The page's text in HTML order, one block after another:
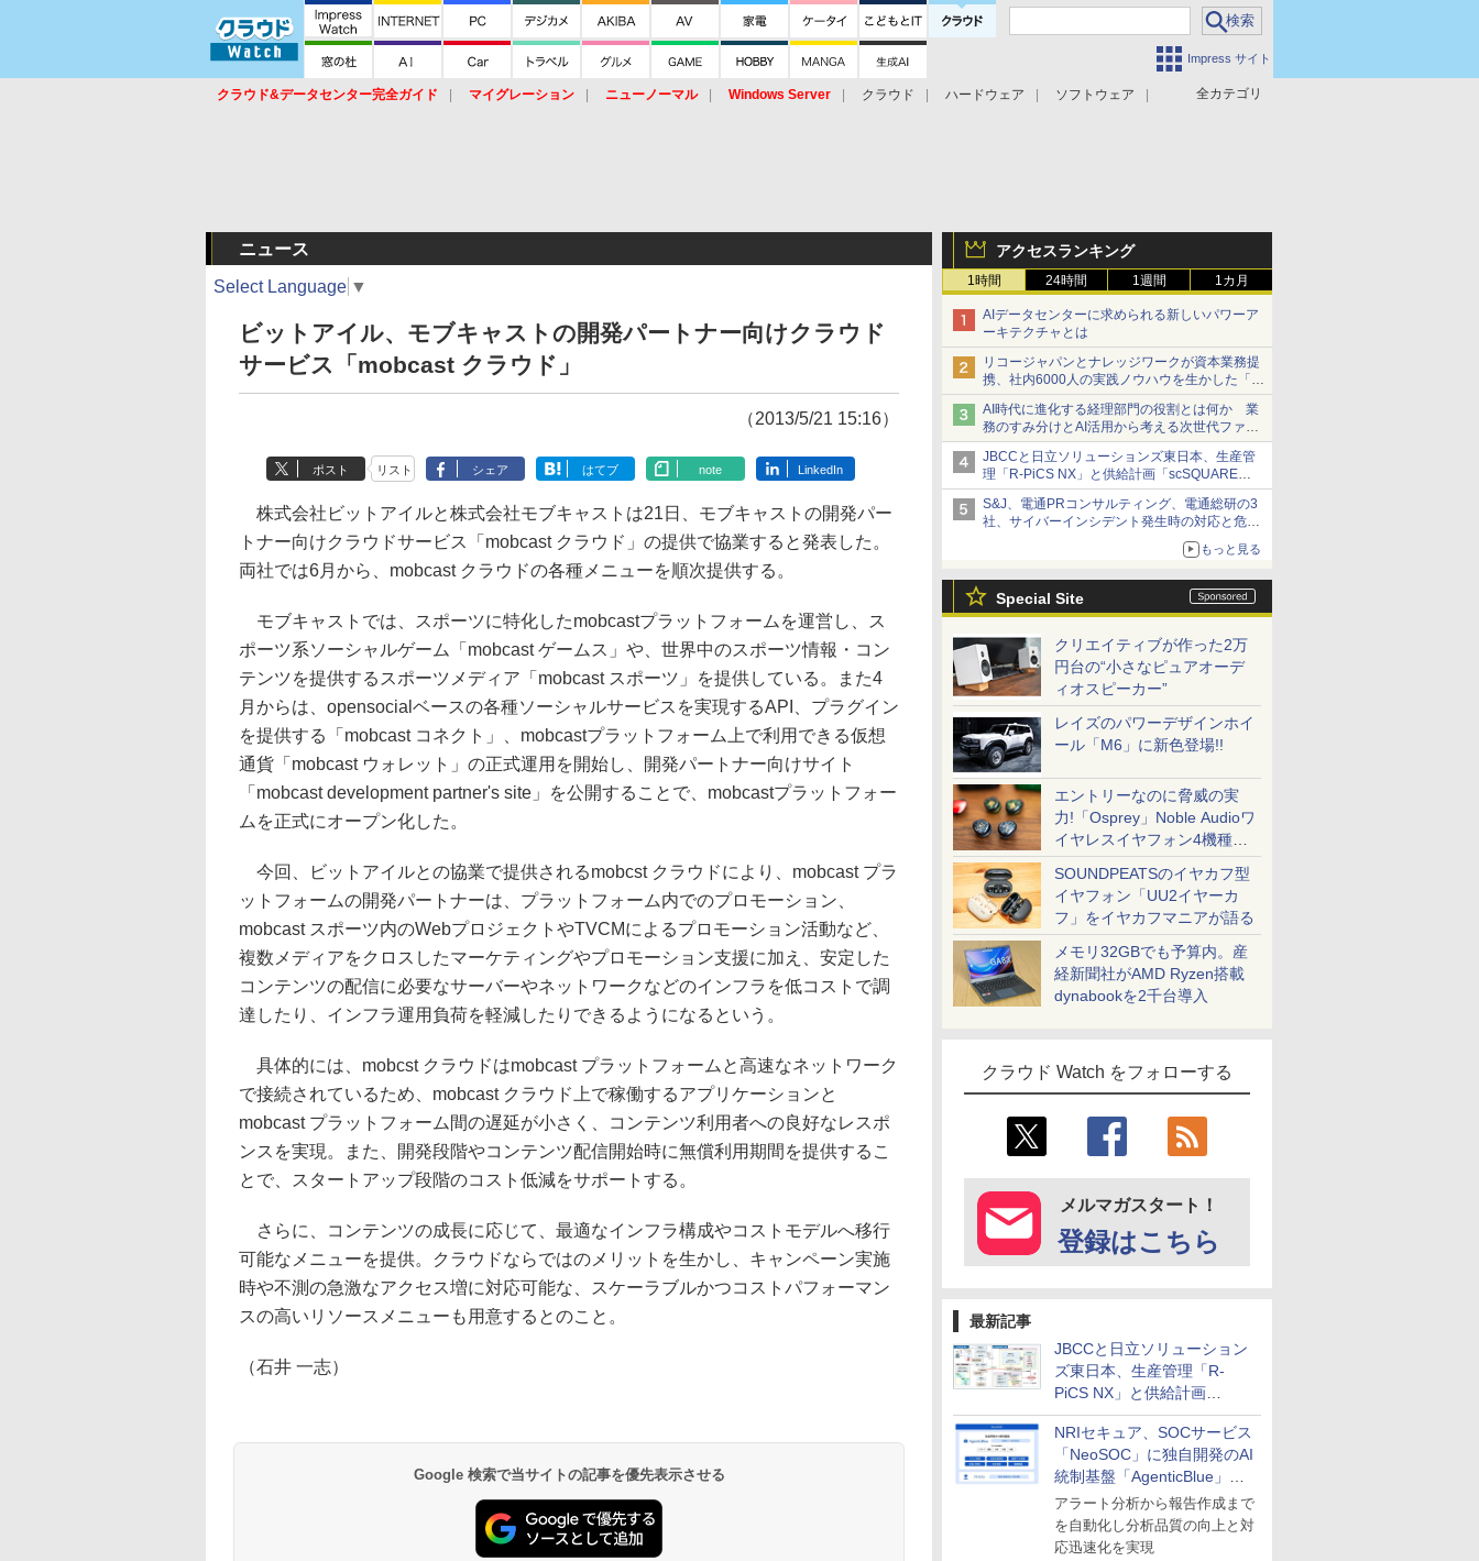
Impress サイト
全カテゴリ
クラウド&データセンター完全ガイド マイグレーション ニューノーマル Windows Server クラウド ハードウェア
ソフトウェア
アクセスランキング
1時間 24時間 1週間 1カ月
AIデータセンターに求められる新しいパワーア
ーキテクチャとは
リコージャパンとナレッジワークが資本業務提
携、社内6000人の実践ノウハウを生かした「AI
商談記録 for RICOH」を展開へ
AI時代に進化する経理部門の役割とは何か 業
務のすみ分けとAI活用から考える次世代ファイ
ナンス戦略
JBCCと日立ソリューションズ東日本、生産管
理「R-PiCS NX」と供給計画「scSQUARE
ISP」の連携サービスを提供開始
S&J、電通PRコンサルティング、電通総研の3
社、サイバーインシデント発生時の対応と危機
管理広報を一体的に訓練するプログラムを提供
もっと見る
Special Site
クリエイティブが作った2万
円台の“小さなピュアオーデ
ィオスピーカー”
レイズのパワーデザインホイ
ール「M6」に新色登場!!
エントリーなのに脅威の実
力!「Osprey」Noble Audioワ
イヤレスイヤフォン4機種を
一気に聴く
SOUNDPEATSのイヤカフ型
イヤフォン「UU2イヤーカ
フ」をイヤカフマニアが語る
メモリ32GBでも予算内。産
経新聞社がAMD Ryzen搭載
dynabookを2千台導入
クラウド Watch をフォローする
メルマガスタート！
登録はこちら
最新記事
JBCCと日立ソリューション
ズ東日本、生産管理「R-
PiCS NX」と供給計画
「scSQUARE ISP」の連携サ
ービスを提供開始
NRIセキュア、SOCサービス
「NeoSOC」に独自開発のAI
統制基盤「AgenticBlue」を
導入
アラート分析から報告作成まで
を自動化し分析品質の向上と対
応迅速化を実現
ニュース
Select Language ▼
ビットアイル、モブキャストの開発パートナー向けクラウド
サービス「mobcast クラウド」
（2013/5/21 15:16）
ポスト リスト シェア はてブ note LinkedIn
株式会社ビットアイルと株式会社モブキャストは21日、モブキャストの開発パー
トナー向けクラウドサービス「mobcast クラウド」の提供で協業すると発表した。
両社では6月から、mobcast クラウドの各種メニューを順次提供する。
モブキャストでは、スポーツに特化したmobcastプラットフォームを運営し、ス
ポーツ系ソーシャルゲーム「mobcast ゲームス」や、世界中のスポーツ情報・コン
テンツを提供するスポーツメディア「mobcast スポーツ」を提供している。また4
月からは、opensocialベースの各種ソーシャルサービスを実現するAPI、プラグイン
を提供する「mobcast コネクト」、mobcastプラットフォーム上で利用できる仮想
通貨「mobcast ウォレット」の正式運用を開始し、開発パートナー向けサイト
「mobcast development partner's site」を公開することで、mobcastプラットフォー
ムを正式にオープン化した。
今回、ビットアイルとの協業で提供されるmobcst クラウドにより、mobcast プラ
ットフォームの開発パートナーは、プラットフォーム内でのプロモーション、
mobcast スポーツ内のWebプロジェクトやTVCMによるプロモーション活動など、
複数メディアをクロスしたマーケティングやプロモーション支援に加え、安定した
コンテンツの配信に必要なサーバーやネットワークなどのインフラを低コストで調
達したり、インフラ運用負荷を軽減したりできるようになるという。
具体的には、mobcst クラウドはmobcast プラットフォームと高速なネットワーク
で接続されているため、mobcast クラウド上で稼働するアプリケーションと
mobcast プラットフォーム間の遅延が小さく、コンテンツ利用者への良好なレスポ
ンスを実現。また、開発段階やコンテンツ配信開始時に無償利用期間を提供するこ
とで、スタートアップ段階のコスト低減をサポートする。
さらに、コンテンツの成長に応じて、最適なインフラ構成やコストモデルへ移行
可能なメニューを提供。クラウドならではのメリットを生かし、キャンペーン実施
時や不測の急激なアクセス増に対応可能な、スケーラブルかつコストパフォーマン
スの高いリソースメニューも用意するとのこと。
（石井 一志）
Google 検索で当サイトの記事を優先表示させる